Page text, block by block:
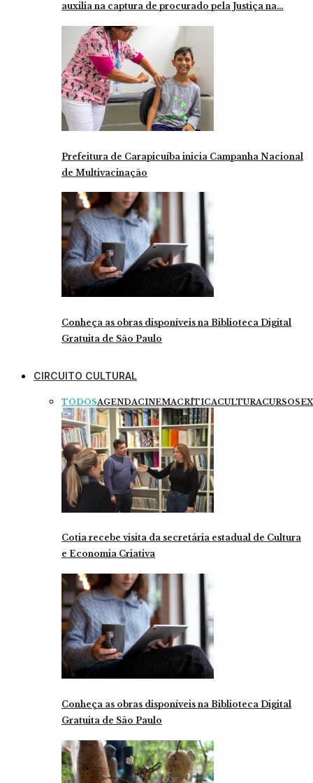
auxilia na captura de procurado pela Justiça na…
Prefeitura de Carapicuíba inicia Campanha Nacional
de Multivacinação
Conheça as obras disponíveis na Biblioteca Digital
Gratuita de São Paulo
CIRCUITO CULTURAL
TODOSAGENDACINEMACRÍTICACULTURACURSOS
Cotia recebe visita da secretária estadual de Cultura
e Economia Criativa
Conheça as obras disponíveis na Biblioteca Digital
Gratuita de São Paulo